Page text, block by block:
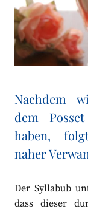
Nachdem
dem
haben,
naher
Der Syllabub
dass dieser